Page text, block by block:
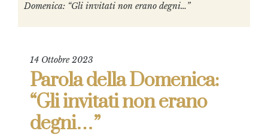
Domenica: “Gli invitati non erano degni…”
14 Ottobre 2023
Parola della Domenica:
“Gli invitati non erano
degni…”